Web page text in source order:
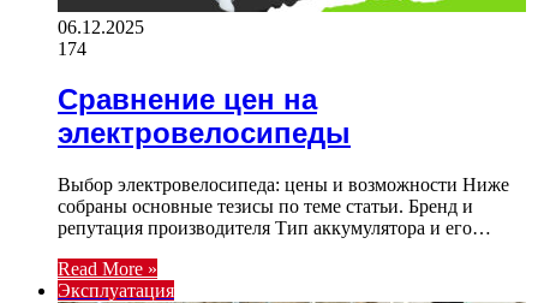
06.12.2025
174
Сравнение цен на
электровелосипеды
Выбор электровелосипеда: цены и возможности Ниже
собраны основные тезисы по теме статьи. Бренд и
репутация производителя Тип аккумулятора и его…
Read More »
Эксплуатация